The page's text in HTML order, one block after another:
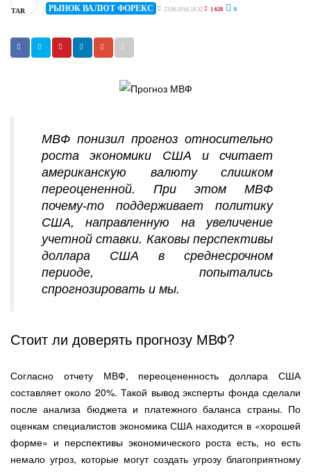
i
n
a
o
РЫНОК ВАЛЮТ ФОРЕКС 23.06.2016 18:32 1 628 0
МВФ понизил прогноз относительно
роста экономики США и считает
американскую валюту слишком
переоцененной. При этом МВФ
почему-то поддерживает политику
США, направленную на увеличение
учетной ставки. Каковы перспективы
доллара США в среднесрочном
периоде, попытались
спрогнозировать и мы.
Стоит ли доверять прогнозу МВФ?
Согласно отчету МВФ, переоцененность доллара США
составляет около 20%. Такой вывод эксперты фонда сделали
после анализа бюджета и платежного баланса страны. По
оценкам специалистов экономика США находится в «хорошей
форме» и перспективы экономического роста есть, но есть
немало угроз, которые могут создать угрозу благоприятному